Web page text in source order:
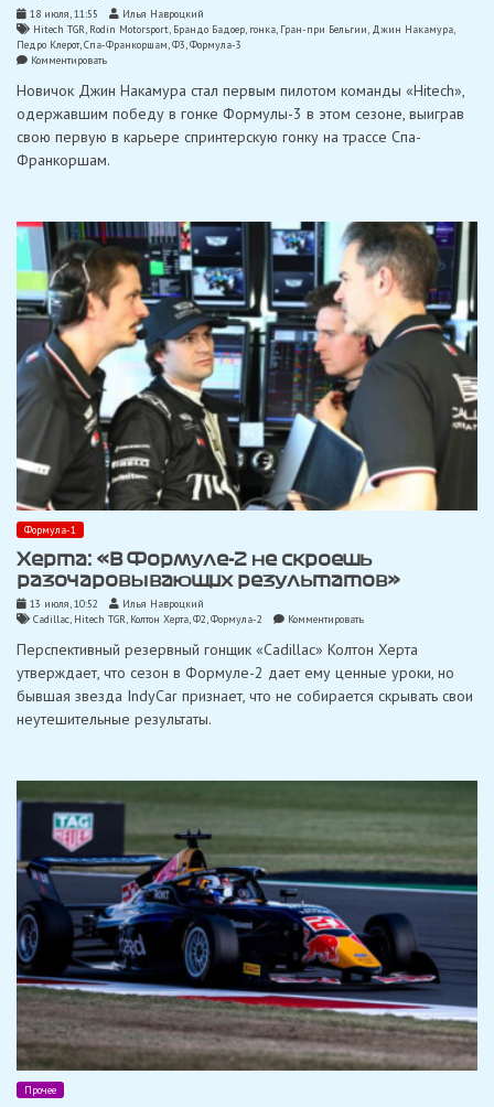
18 июля, 11:55
Илья Навроцкий
Hitech TGR, Rodin Motorsport, Брандо Бадоер, гонка, Гран-при Бельгии, Джин Накамура
Педро Клерот,Спа-Франкоршам,Ф3,Формула-3
Комментироватьon
одержал
первую
победу
Формуле-3
трассе
Спа-
Франкоршам
Новичок Джин Накамура стал первым пилотом команды «Hitech»,
одержавшим победу в гонке Формулы-3 в этом сезоне, выиграв
свою первую в карьере спринтерскую гонку на трассе Спа-
Франкоршам.
Формула-1
Херта: «В Формуле-2 не скроешь
разочаровывающих результатов»
13 июля, 10:52
Илья Навроцкий
Cadillac, Hitech TGR, Колтон Херта,Ф2,Формула-2 Комментироватьon
«В
не
скроешь
Перспективный резервный гонщик «Cadillac» Колтон Херта
утверждает, что сезон в Формуле-2 дает ему ценные уроки, но
бывшая звезда IndyCar признает, что не собирается скрывать свои
неутешительные результаты.
Прочее